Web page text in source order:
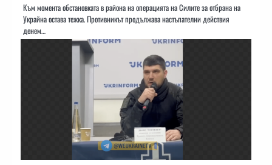
Към момента обстановката в района на операцията на Силите за отбрана на
Украйна остава тежка. Противникът продължава настъпателни действия
денем…